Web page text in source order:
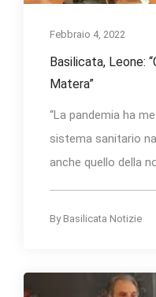
Febbraio 4, 2022
Basilicata, Leone:
Matera”
“La pandemia ha
sistema sanitario
anche quello della
By Basilicata Notizie